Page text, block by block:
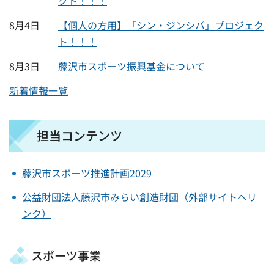
8月4日
【個人の方用】「シン・ジンシバ」プロジェク
ト！！！
8月3日
藤沢市スポーツ振興基金について
新着情報一覧
担当コンテンツ
藤沢市スポーツ推進計画2029
公益財団法人藤沢市みらい創造財団（外部サイトへリ
ンク）
スポーツ事業